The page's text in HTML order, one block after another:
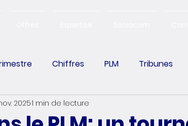
Chiffres PLM Tribunes
Change Management
20251 min de lecture